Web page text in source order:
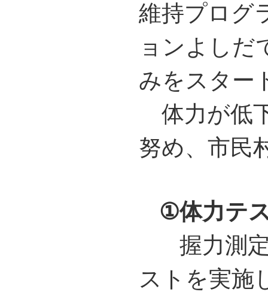
維持プログ
ョンよしだ
みをスタ
体力が低
努め、市民
①体力テ
握力測
ストを実施